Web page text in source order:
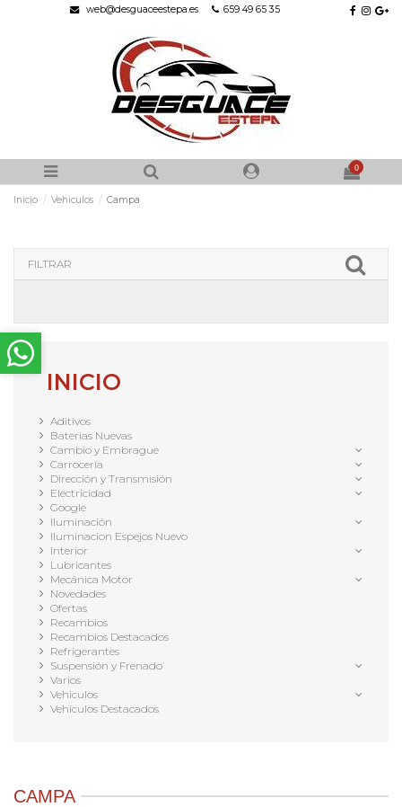
web@desguaceestepa.es 659 49 65 35
0
Inicio Vehiculos Campa
FILTRAR
INICIO
Aditivos
Baterias Nuevas
Cambio y Embrague
Carrocería
Dirección y Transmisión
Electricidad
Google
Iluminación
Iluminacion Espejos Nuevo
Interior
Lubricantes
Mecánica Motor
Novedades
Ofertas
Recambios
Recambios Destacados
Refrigerantes
Suspensión y Frenado
Varios
Vehiculos
Vehículos Destacados
CAMPA